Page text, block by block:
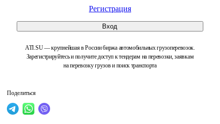
Регистрация
Вход
ATI.SU — крупнейшая в России биржа автомобильных грузоперевозок.
Зарегистрируйтесь и получите доступ к тендерам на перевозки, заявкам
на перевозку грузов и поиск транспорта
Поделиться